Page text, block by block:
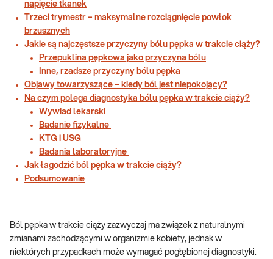
napięcie tkanek
Trzeci trymestr – maksymalne rozciągnięcie powłok
brzusznych
Jakie są najczęstsze przyczyny bólu pępka w trakcie ciąży?
Przepuklina pępkowa jako przyczyna bólu
Inne, rzadsze przyczyny bólu pępka
Objawy towarzyszące – kiedy ból jest niepokojący?
Na czym polega diagnostyka bólu pępka w trakcie ciąży?
Wywiad lekarski
Badanie fizykalne
KTG i USG
Badania laboratoryjne
Jak łagodzić ból pępka w trakcie ciąży?
Podsumowanie
Ból pępka w trakcie ciąży zazwyczaj ma związek z naturalnymi
zmianami zachodzącymi w organizmie kobiety, jednak w
niektórych przypadkach może wymagać pogłębionej diagnostyki.